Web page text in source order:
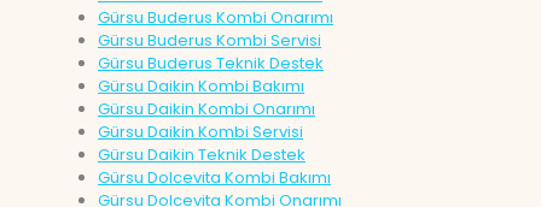
Gürsu Buderus Kombi Onarımı
Gürsu Buderus Kombi Servisi
Gürsu Buderus Teknik Destek
Gürsu Daikin Kombi Bakımı
Gürsu Daikin Kombi Onarımı
Gürsu Daikin Kombi Servisi
Gürsu Daikin Teknik Destek
Gürsu Dolcevita Kombi Bakımı
Gürsu Dolcevita Kombi Onarımı